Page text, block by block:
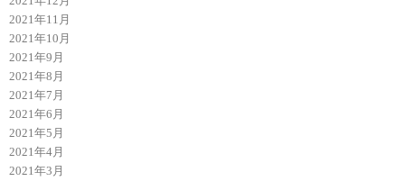
2021年11月
2021年10月
2021年9月
2021年8月
2021年7月
2021年6月
2021年5月
2021年4月
2021年3月